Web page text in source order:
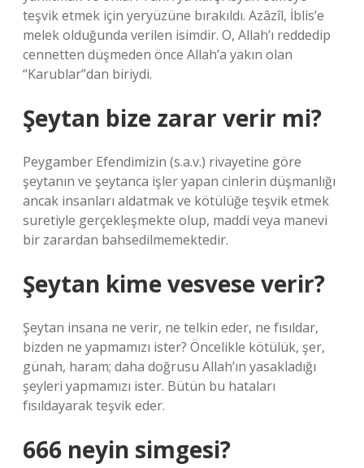
teşvik etmek için yeryüzüne bırakıldı. Azâzîl, İblis’e
melek olduğunda verilen isimdir. O, Allah’ı reddedip
cennetten düşmeden önce Allah’a yakın olan
“Karublar”dan biriydi.
Şeytan bize zarar verir mi?
Peygamber Efendimizin (s.a.v.) rivayetine göre
şeytanın ve şeytanca işler yapan cinlerin düşmanlığı
ancak insanları aldatmak ve kötülüğe teşvik etmek
suretiyle gerçekleşmekte olup, maddi veya manevi
bir zarardan bahsedilmemektedir.
Şeytan kime vesvese verir?
Şeytan insana ne verir, ne telkin eder, ne fısıldar,
bizden ne yapmamızı ister? Öncelikle kötülük, şer,
günah, haram; daha doğrusu Allah’ın yasakladığı
şeyleri yapmamızı ister. Bütün bu hataları
fısıldayarak teşvik eder.
666 neyin simgesi?